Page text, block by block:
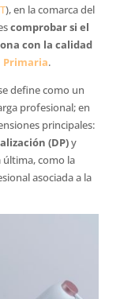
), en la comarca del
comprobar si el
con la calidad
.
define como un
profesional; en
principales:
(DP)y
última, como la
asociada a la